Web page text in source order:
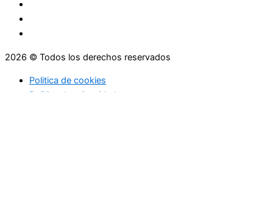
2026 © Todos los derechos reservados
Politica de cookies
Politica de privacidad